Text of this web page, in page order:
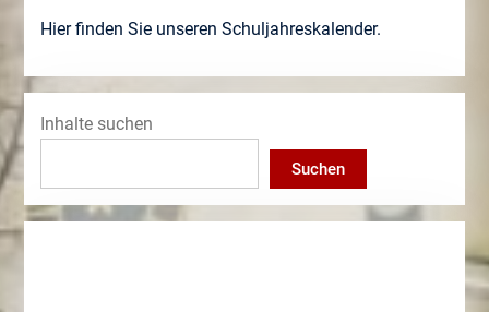
Hier finden Sie unseren Schuljahreskalender.
Inhalte suchen
Suchen